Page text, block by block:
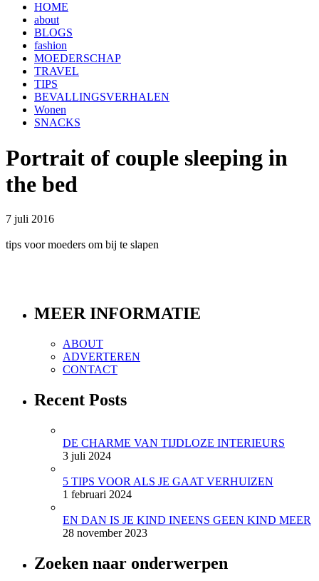
HOME
about
BLOGS
fashion
MOEDERSCHAP
TRAVEL
TIPS
BEVALLINGSVERHALEN
Wonen
SNACKS
Portrait of couple sleeping in
the bed
7 juli 2016
tips voor moeders om bij te slapen
MEER INFORMATIE
ABOUT
ADVERTEREN
CONTACT
Recent Posts
DE CHARME VAN TIJDLOZE INTERIEURS
3 juli 2024
5 TIPS VOOR ALS JE GAAT VERHUIZEN
1 februari 2024
EN DAN IS JE KIND INEENS GEEN KIND MEER
28 november 2023
Zoeken naar onderwerpen